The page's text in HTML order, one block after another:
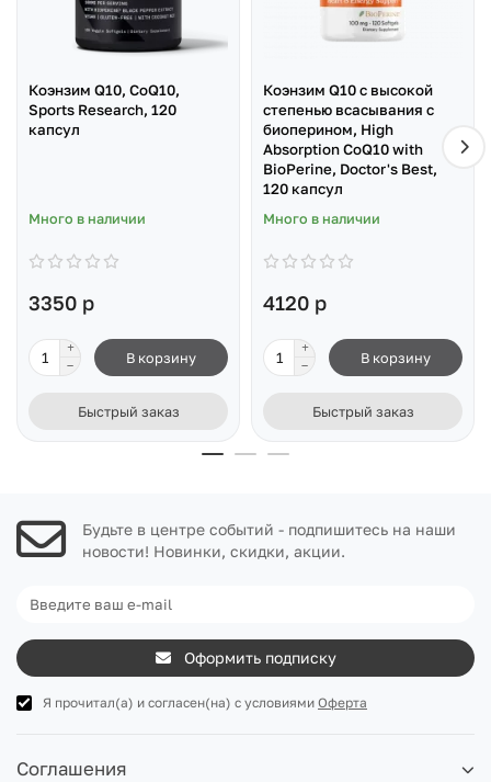
Коэнзим Q10, CoQ10,
Sports Research, 120
капсул
Много в наличии
3350 р
В корзину
Быстрый заказ
Коэнзим Q10 с высокой
степенью всасывания с
биоперином, High
Absorption CoQ10 with
BioPerine, Doctor's Best,
120 капсул
Много в наличии
4120 р
В корзину
Быстрый заказ
Будьте в центре событий - подпишитесь на наши
новости! Новинки, скидки, акции.
Оформить подписку
Я прочитал(а) и согласен(на) с условиями Оферта
Соглашения